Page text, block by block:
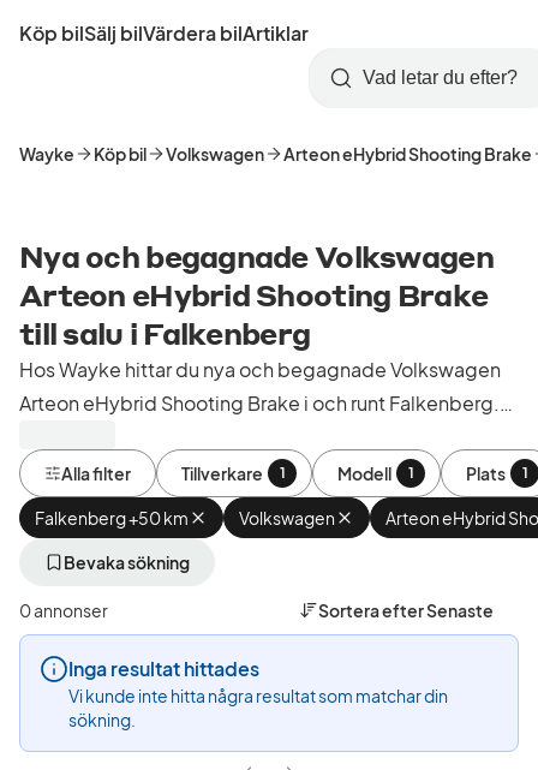
till
Startsida
Köp bilSälj bilVärdera bilArtiklar
Skapa
konto
Logga
in
Sök
Wayke Köp bil Volkswagen Arteon eHybrid Shooting Brake
Nya och begagnade Volkswagen
Arteon eHybrid Shooting Brake
till salu i Falkenberg
Hos Wayke hittar du nya och begagnade Volkswagen
Arteon eHybrid Shooting Brake i och runt Falkenberg.
Sverige.Alla filter Tillverkare 1 Modell 1 Plats 1
Falkenberg +50 km Ta
bort
(Plats)
Volkswagen Ta
bort
Volkswagen
Arteon eHybrid
Bevaka sökning
0 annonser Sortera efterSenaste
Inga resultat hittades
Vi kunde inte hitta några resultat som matchar din
sökning.